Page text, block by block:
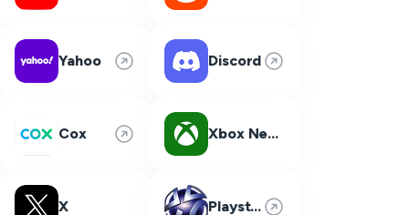
Yahoo Discord
Cox Xbox Network
X Playstation Network